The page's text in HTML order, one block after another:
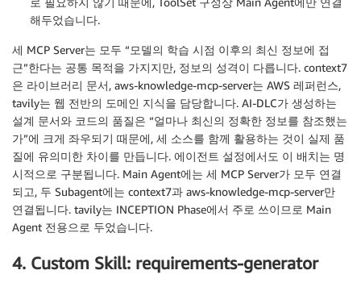
해두었습니다.
세 MCP Server는 모두 “모델의 학습 시점 이후의 최신 정보에 접
근”한다는 공통 목적을 가지지만, 정보의 성격이 다릅니다. context7
은 라이브러리 문서, aws-knowledge-mcp-server는 AWS 레퍼런스,
tavily는 웹 전반의 도메인 지식을 담당합니다. AI-DLC가 생성하는
설계 문서와 코드의 품질은 “얼마나 최신의 정확한 정보를 참조했는
가”에 크게 좌우되기 때문에, 세 소스를 함께 활용하는 것이 실제 품
질에 유의미한 차이를 만듭니다. 에이전트 설정에서도 이 배치는 명
시적으로 구분됩니다. Main Agent에는 세 MCP Server가 모두 연결
되고, 두 Subagent에는 context7과 aws-knowledge-mcp-server만
연결됩니다. tavily는 INCEPTION Phase에서 주로 쓰이므로 Main
Agent 전용으로 두었습니다.
4. Custom Skill: requirements-generator